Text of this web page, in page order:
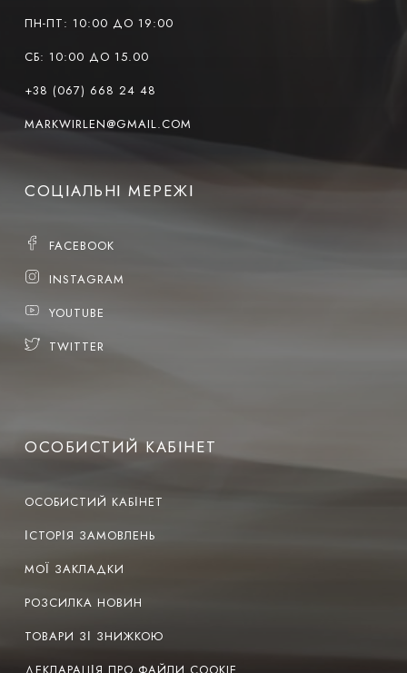
ПН-ПТ: 10:00 ДО 19:00
СБ: 10:00 ДО 15.00
+38 (067) 668 24 48
MARKWIRLEN@GMAIL.COM
СОЦІАЛЬНІ МЕРЕЖІ
FACEBOOK
INSTAGRAM
YOUTUBE
TWITTER
ОСОБИСТИЙ КАБІНЕТ
ОСОБИСТИЙ КАБІНЕТ
ІСТОРІЯ ЗАМОВЛЕНЬ
МОЇ ЗАКЛАДКИ
РОЗСИЛКА НОВИН
ТОВАРИ ЗІ ЗНИЖКОЮ